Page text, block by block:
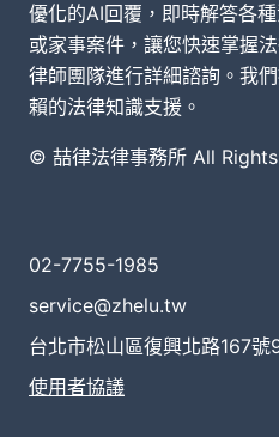
優化的AI回覆，即時解答各
或家事案件，讓您快速掌握
律師團隊進行詳細諮詢。我
賴的法律知識支援。
© 喆律法律事務所 All
02-7755-1985
service@zhelu.tw
台北市松山區復興北路167號
使用者協議